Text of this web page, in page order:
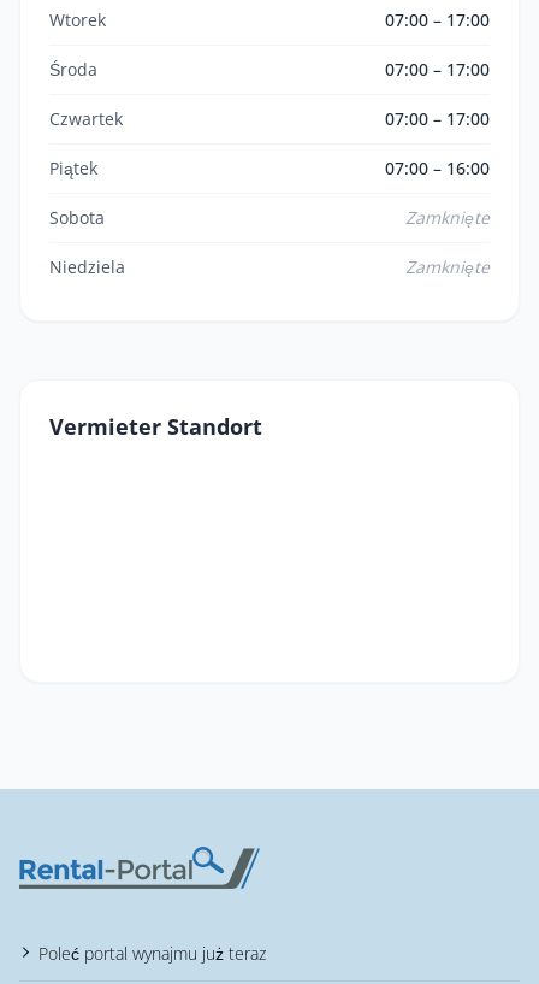
Wtorek 07:00 – 17:00
Środa 07:00 – 17:00
Czwartek 07:00 – 17:00
Piątek 07:00 – 16:00
Sobota Zamknięte
Niedziela Zamknięte
Vermieter Standort
Poleć portal wynajmu już teraz